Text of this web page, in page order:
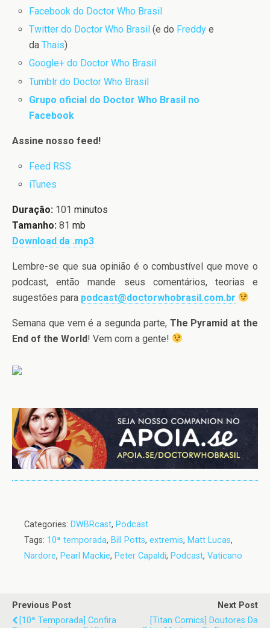
Facebook do Doctor Who Brasil
Twitter do Doctor Who Brasil (e do Freddye
daThais)
Google+ do Doctor Who Brasil
Tumblr do Doctor Who Brasil
Grupo oficial do Doctor Who Brasil no
Facebook
Assine nosso feed!
Feed RSS
iTunes
Duração: 101 minutos
Tamanho: 81 mb
Download da .mp3
Lembre-se que sua opinião é o combustível que move o
podcast, então mande seus comentários, teorias e
sugestões para podcast@doctorwhobrasil.com.br
Semana que vem é a segunda parte, The Pyramid at the
End of the World! Vem com a gente!
Categories: DWBRcast, Podcast
Tags: 10ª temporada, Bill Potts, extremis, Matt Lucas,
Nardore, Pearl Mackie, Peter Capaldi, Podcast, Vaticano
Previous Post
[10ª Temporada] Confira
Next Post
[Titan Comics] Doutores Da